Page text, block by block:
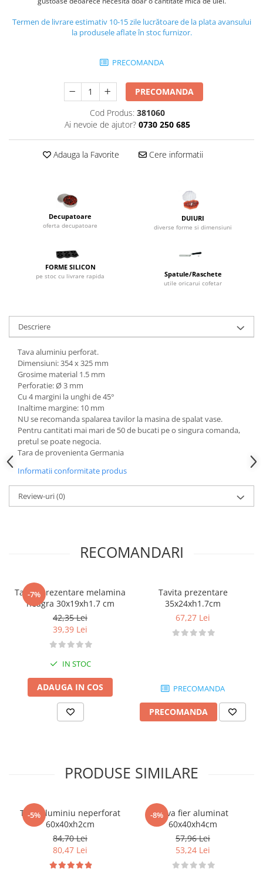
Alte accesorii pizza
Storcatoare/ Dozatoare suc Fructe
Mese Inox Cafea
Aparatura Cafea
Dispozitive Cofetarie,
Patiserie,Pizza
Aparate copt tarte
Aparate si Matrite/Chitare
Caramelizator
Masina de Injectat Crema
Palnie/Utilaje Dozare
Pulverizatoare
Utilaje pentru Intins Aluat/fondant
Matrice Patiserie
Forme Briose
Forme Metal
Forme Silicon
Ustensile Decorare
Accesorii Posuri
Site, Gratare,Blaturi taiere
Termometru
Cani, Flacoane, Boluri, Vase
Cutite, Raschete
Spatule, Teluri, Pensule
Manusi
Stante, Cutere
Cutter/razatoare mozarella
Blender termic/Toaster
Formator hamburger
vidat/Ambalaje/Role/Pungi
Bain marie, Incalzitoare diverse
Termen de livrare estimativ 10-15 zile lucrătoare de la plata avansului
la produsele aflate în stoc furnizor.
PRECOMANDA
PRECOMANDA
Cod Produs: 381060
Ai nevoie de ajutor? 0730 250 685
Adauga la Favorite Cere informatii
Decupatoare
oferta decupatoare
DUIURI
diverse forme si dimensiuni
FORME SILICON
pe stoc cu livrare rapida Spatule/Raschete
utile oricarui cofetar
Descriere
Tava aluminiu perforat.
Dimensiuni: 354 x 325 mm
Grosime material 1.5 mm
Perforatie: Ø 3 mm
Cu 4 margini la unghi de 45°
Inaltime margine: 10 mm
NU se recomanda spalarea tavilor la masina de spalat vase.
Pentru cantitati mai mari de 50 de bucati pe o singura comanda,
pretul se poate negocia.
Tara de provenienta Germania
Informatii conformitate produs
Review-uri(0)
RECOMANDARI
-7%
Tavita prezentare melamina
neagra 30x19xh1.7 cm
42,35 Lei
39,39 Lei
IN STOC
ADAUGA IN COS
Tavita prezentare
35x24xh1.7cm
67,27 Lei
PRECOMANDA
PRECOMANDA
PRODUSE SIMILARE
-5%
Tava aluminiu neperforat
60x40xh2cm
84,70 Lei
80,47 Lei
-8%Tava fier aluminat
60x40xh4cm
57,96 Lei
53,24 Lei